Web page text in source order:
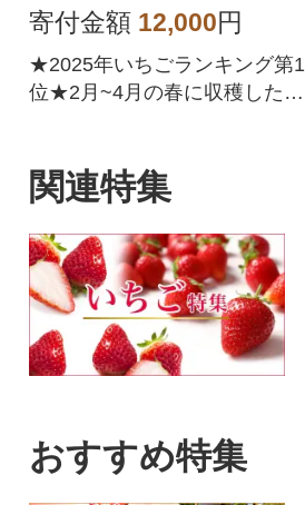
行受付】
寄付金額 12,000円
★2025年いちごランキング第1
位★2月~4月の春に収穫した、
関連特集
おすすめ特集